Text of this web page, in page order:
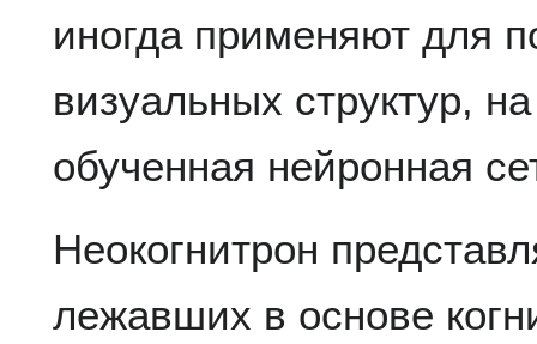
иногда применяют для
визуальных структур,
обученная нейронная
Неокогнитрон
лежавших в основе